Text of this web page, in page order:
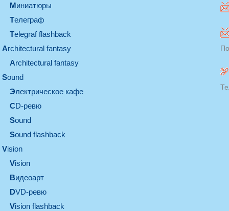
миниатюры
телеграф
Telegraf flashback
architectural fantasy
architectural fantasy
sound
электрическое кафе
CD-ревю
sound
Sound flashback
vision
vision
видеоарт
DVD-ревю
Vision flashback